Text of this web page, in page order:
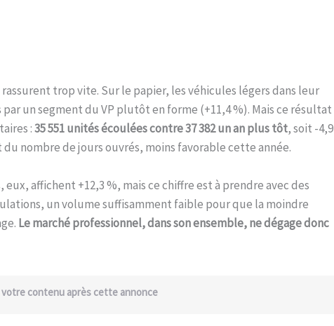
trop vite. Sur le papier, les véhicules légers dans leur
un segment du VP plutôt en forme (+11,4 %). Mais ce résultat
:35 551 unités écoulées contre 37 382 un an plus tôt, soit -4,9
nombre de jours ouvrés, moins favorable cette année.
affichent +12,3 %, mais ce chiffre est à prendre avec des
un volume suffisamment faible pour que la moindre
Le marché professionnel, dans son ensemble, ne dégage donc
votre contenu après cette annonce